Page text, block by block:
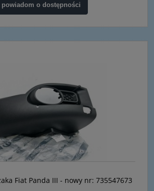
powiadom o dostępności
Fiat Panda III - nowy nr: 735547673